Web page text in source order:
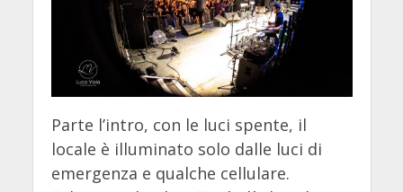
Parte l’intro, con le luci spente, il
locale è illuminato solo dalle luci di
emergenza e qualche cellulare.